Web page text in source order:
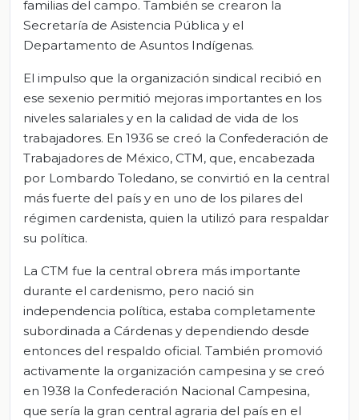
familias del campo. También se crearon la
Secretaría de Asistencia Pública y el
Departamento de Asuntos Indígenas.
El impulso que la organización sindical recibió en
ese sexenio permitió mejoras importantes en los
niveles salariales y en la calidad de vida de los
trabajadores. En 1936 se creó la Confederación de
Trabajadores de México, CTM, que, encabezada
por Lombardo Toledano, se convirtió en la central
más fuerte del país y en uno de los pilares del
régimen cardenista, quien la utilizó para respaldar
su política.
La CTM fue la central obrera más importante
durante el cardenismo, pero nació sin
independencia política, estaba completamente
subordinada a Cárdenas y dependiendo desde
entonces del respaldo oficial. También promovió
activamente la organización campesina y se creó
en 1938 la Confederación Nacional Campesina,
que sería la gran central agraria del país en el